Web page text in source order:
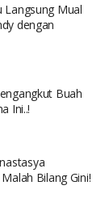
Langsung Mual
dengan
Buah
Ini..!
Bilang Gini!